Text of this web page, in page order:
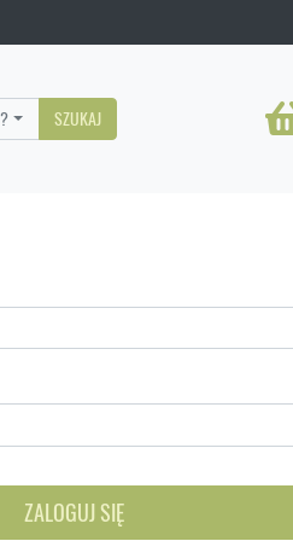
SZUKAJ
ZALOGUJ SIĘ